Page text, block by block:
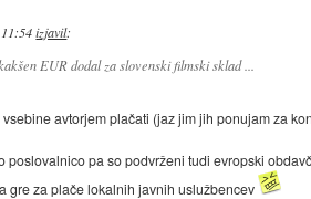
izjavil:
EUR dodal za slovenski filmski sklad ...
avtorjem plačati (jaz jim jih ponujam za
poslovalnico pa so podvrženi tudi evropski
gre za plače lokalnih javnih uslužbencev